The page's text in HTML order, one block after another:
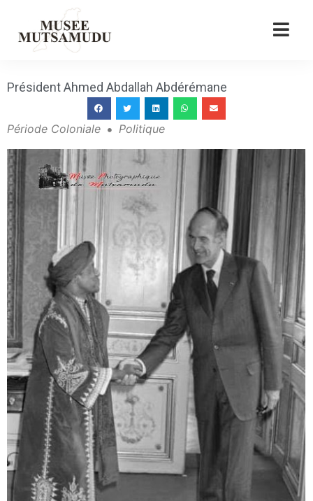
Président Ahmed Abdallah Abdérémane
Période Coloniale Politique